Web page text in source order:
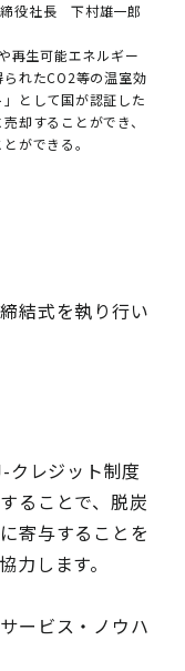
役社長 下村雄一郎
再生可能エネルギー
れたCO2等の温室効
として国が認証した
却することができ、
ができる。
結式を執り行い
クレジット制度
ることで、脱炭
寄与することを
力します。
ービス・ノウハ